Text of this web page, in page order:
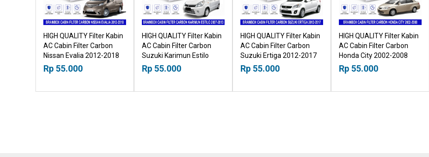
HIGH QUALITY Filter Kabin
AC Cabin Filter Carbon
Nissan Evalia 2012-2018
18518030
Rp 55.000
HIGH QUALITY Filter Kabin
AC Cabin Filter Carbon
Suzuki Karimun Estilo
2007-2013 18518030
Rp 55.000
HIGH QUALITY Filter Kabin
AC Cabin Filter Carbon
Suzuki Ertiga 2012-2017
18518030
Rp 55.000
HIGH QUALITY Filter Kabin
AC Cabin Filter Carbon
Honda City 2002-2008
18518030
Rp 55.000